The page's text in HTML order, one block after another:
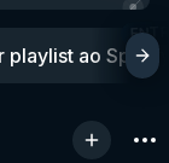
playlist ao